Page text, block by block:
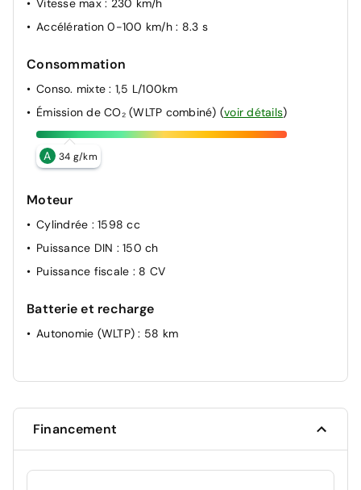
Vitesse max : 230 km/h
Accélération 0-100 km/h : 8.3 s
Consommation
Conso. mixte: 1,5 L/100km
Émission de CO₂ (WLTP combiné) (voir détails)
A 34 g/km
Moteur
Cylindrée : 1598 cc
Puissance DIN : 150 ch
Puissance fiscale : 8 CV
Batterie et recharge
Autonomie (WLTP): 58 km
Financement